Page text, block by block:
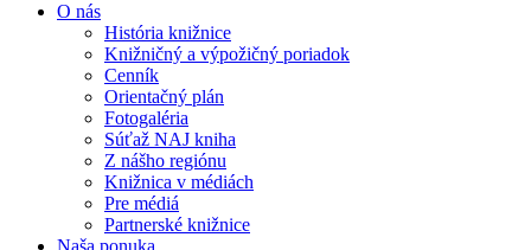
O nás
História knižnice
Knižničný a výpožičný poriadok
Cenník
Orientačný plán
Fotogaléria
Súťaž NAJ kniha
Z nášho regiónu
Knižnica v médiách
Pre médiá
Partnerské knižnice
Naša ponuka